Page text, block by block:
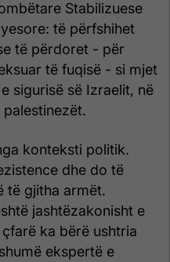
Stabilizuese
të përfshihet
të përdoret - për
të fuqisë - si mjet
sigurisë së Izraelit, në
konteksti politik.
dhe do të
të gjitha armët.
jashtëzakonisht e
ka bërë ushtria
ekspertë e